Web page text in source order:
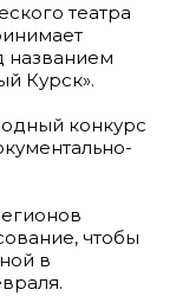
театра
названием
Курск».
конкурс
чтобы
в